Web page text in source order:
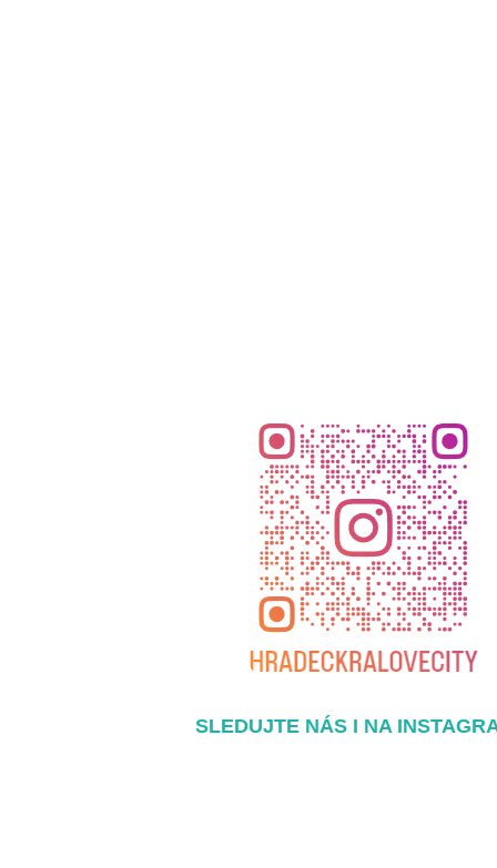
SLEDUJTE NÁS I NA